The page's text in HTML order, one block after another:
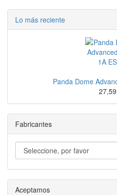
Lo más reciente
Panda Dome
27,59
Fabricantes
Aceptamos